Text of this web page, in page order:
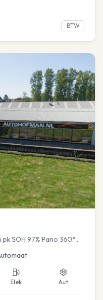
BTW
SOH 97% Pano 360°
Elek Aut